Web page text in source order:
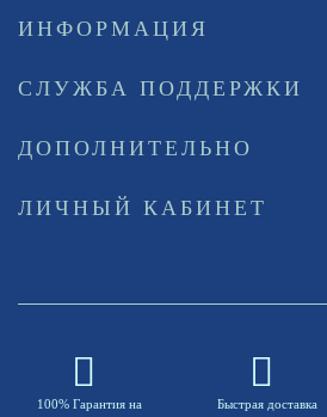
ИНФОРМАЦИЯ
СЛУЖБА ПОДДЕРЖКИ
ДОПОЛНИТЕЛЬНО
ЛИЧНЫЙ КАБИНЕТ
100% Гарантия на
Быстрая доставка